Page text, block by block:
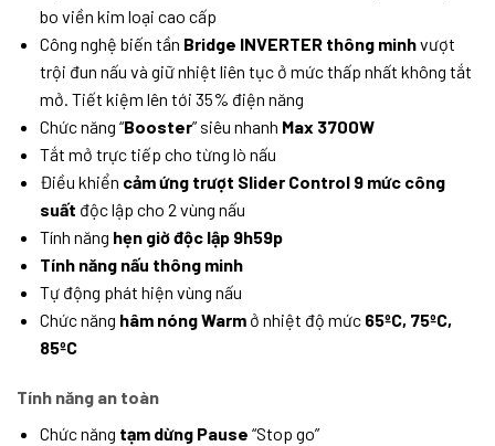
bo viền kim loại cao cấp
Công nghệ biến tần Bridge INVERTER thông minhvượt
trội đun nấu và giữ nhiệt liên tục ở mức thấp nhất không tắt
mở. Tiết kiệm lên tới 35% điện năng
Chức năng “Booster” siêu nhanh Max 3700W
Tắt mở trực tiếp cho từng lò nấu
Điều khiển cảm ứng trượt Slider Control 9 mức công
suất độc lập cho 2 vùng nấu
Tính năng hẹn giờ độc lập 9h59p
Tính năng nấu thông minh
Tự động phát hiện vùng nấu
Chức năng hâm nóng Warmở nhiệt độ mức 65ºC, 75ºC,
85ºC
Tính năng an toàn
Chức năng tạm dừng Pause “Stop go”